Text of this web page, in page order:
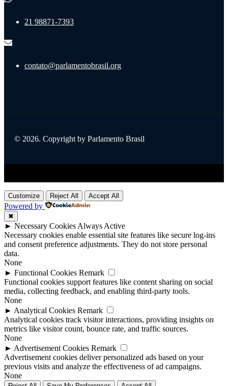
21 98871-7393
contato@parlamentobrasil.org
© 2026. Copyright by Parlamento Brasil
Customize Reject All Accept All
Powered by
✖
► Necessary Cookies Always Active
Necessary cookies enable essential site features like secure log-ins
and consent preference adjustments. They do not store personal
data.
None
► Functional Cookies Remark
Functional cookies support features like content sharing on social
media, collecting feedback, and enabling third-party tools.
None
► Analytical Cookies Remark
Analytical cookies track visitor interactions, providing insights on
metrics like visitor count, bounce rate, and traffic sources.
None
► Advertisement Cookies Remark
Advertisement cookies deliver personalized ads based on your
previous visits and analyze the effectiveness of ad campaigns.
None